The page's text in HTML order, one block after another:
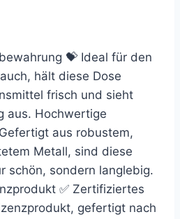
💝 Ideal für den
hält diese Dose
frisch und sieht
aus. Hochwertige
aus robustem,
Metall, sind diese
schön, sondern langlebig.
✅ Zertifiziertes
gefertigt nach